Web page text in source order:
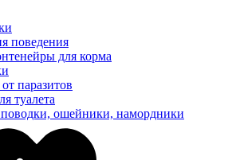
поведения
для корма
паразитов
туалета
ошейники, намордники